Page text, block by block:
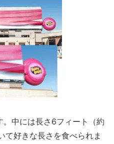
中には長さ6フィート（約
て好きな長さを食べられま